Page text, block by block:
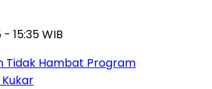
15:35 WIB
Tidak Hambat Program